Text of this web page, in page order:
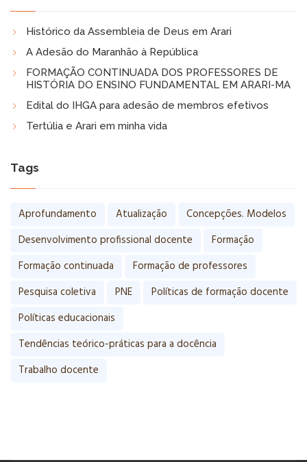
Histórico da Assembleia de Deus em Arari
A Adesão do Maranhão à República
FORMAÇÃO CONTINUADA DOS PROFESSORES DE
HISTÓRIA DO ENSINO FUNDAMENTAL EM ARARI-MA
Edital do IHGA para adesão de membros efetivos
Tertúlia e Arari em minha vida
Tags
Aprofundamento Atualização
Concepções. Modelos
Desenvolvimento profissional docente
Formação
Formação continuada
Formação de professores
Pesquisa coletiva
PNE
Políticas de formação docente
Políticas educacionais
Tendências teórico-práticas para a docência
Trabalho docente